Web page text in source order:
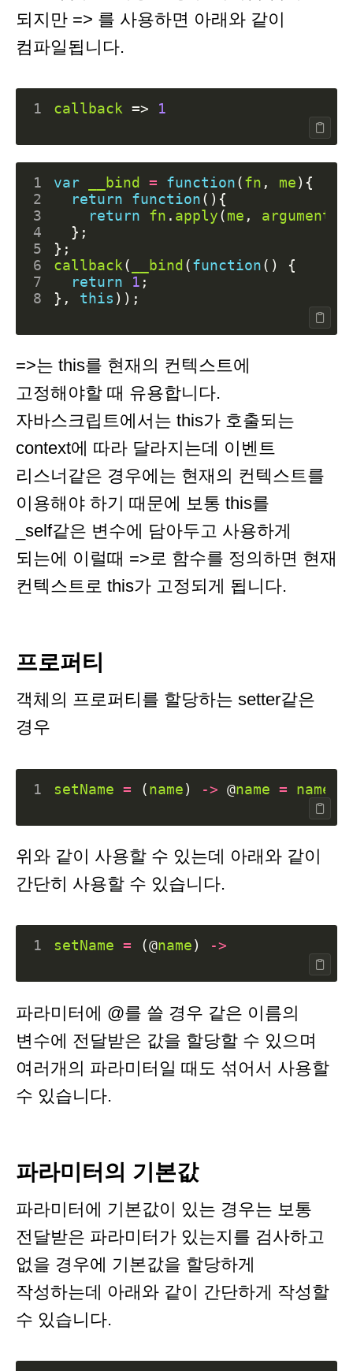
되지만 => 를 사용하면 아래와 같이
컴파일됩니다.
1 callback => 1
1 var __bind = function(fn , me){
2
return function(){
3
return fn . apply(me , arguments
4
};
5
};
6
callback( __bind(function()
{
7
return 1 ;
8
}, this ));
=>는 this를 현재의 컨텍스트에
고정해야할 때 유용합니다.
자바스크립트에서는 this가 호출되는
context에 따라 달라지는데 이벤트
리스너같은 경우에는 현재의 컨텍스트를
이용해야 하기 때문에 보통 this를
_self같은 변수에 담아두고 사용하게
되는에 이럴때 =>로 함수를 정의하면 현재
컨텍스트로 this가 고정되게 됩니다.
프로퍼티
객체의 프로퍼티를 할당하는 setter같은
경우
1 setName = (name) -> @name = name
위와 같이 사용할 수 있는데 아래와 같이
간단히 사용할 수 있습니다.
1 setName = (@name) ->
파라미터에 @를 쓸 경우 같은 이름의
변수에 전달받은 값을 할당할 수 있으며
여러개의 파라미터일 때도 섞어서 사용할
수 있습니다.
파라미터의 기본값
파라미터에 기본값이 있는 경우는 보통
전달받은 파라미터가 있는지를 검사하고
없을 경우에 기본값을 할당하게
작성하는데 아래와 같이 간단하게 작성할
수 있습니다.